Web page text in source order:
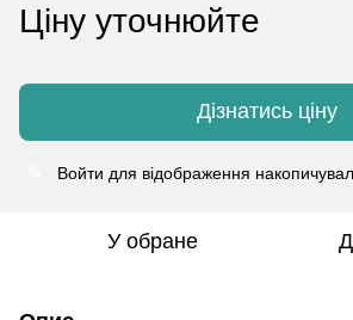
Ціну уточнюйте
Дізнатись ціну
Войти для відображення
У обране